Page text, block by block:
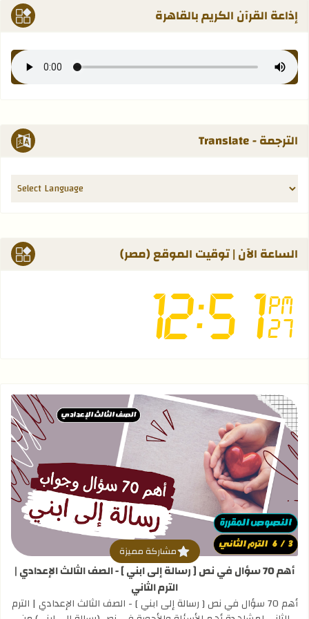
إذاعة القرآن الكريم بالقاهرة
الترجمة - Translate
الساعة الآن | توقيت الموقع (مصر)
قراءة المزيد عن أهم 70 سؤال في نص [ رسالة إلى ابني ] - الصف الثالث الإعدادي | الترم الثاني
مشاركة مميزة
أهم 70 سؤال في نص [ رسالة إلى ابني ] - الصف الثالث الإعدادي |
الترم الثاني
أهم 70 سؤال في نص [ رسالة إلى ابني ] - الصف الثالث الإعدادي | الترم